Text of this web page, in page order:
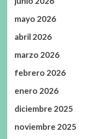
mayo 2026
abril 2026
marzo 2026
febrero 2026
enero 2026
diciembre 2025
noviembre 2025